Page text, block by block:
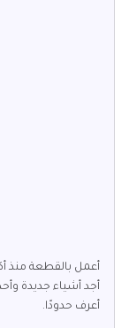
أعمل بالقطعة منذ
أجد أشياء جديدة
أعرف حدودًا.